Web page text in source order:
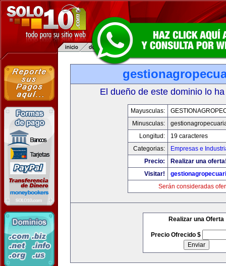
El dueño de este dominio lo
Mayusculas:
Minusculas:
Longitud:
19 caracteres
Categorias:
Empresas e
Precio:
Realizar una
Visitar!
Serán consideradas
Realizar una Oferta
Precio Ofrecido $